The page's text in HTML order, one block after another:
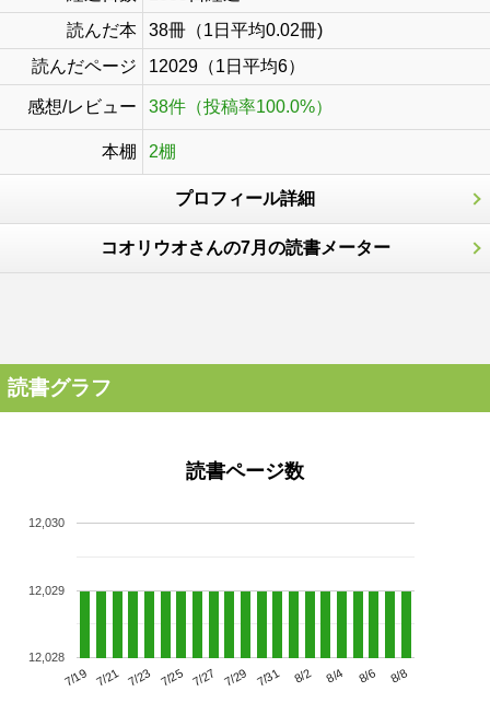
読んだ本
38冊（1日平均0.02冊)
読んだページ
12029（1日平均6）
感想/レビュー 38件（投稿率100.0%）
本棚 2棚
プロフィール詳細
コオリウオさんの7月の読書メーター
読書グラフ
読書ページ数
7/19 7/21 7/23 7/25 7/27 7/29 7/31 8/2 8/4 8/6 8/8
12,028
12,029
12,030